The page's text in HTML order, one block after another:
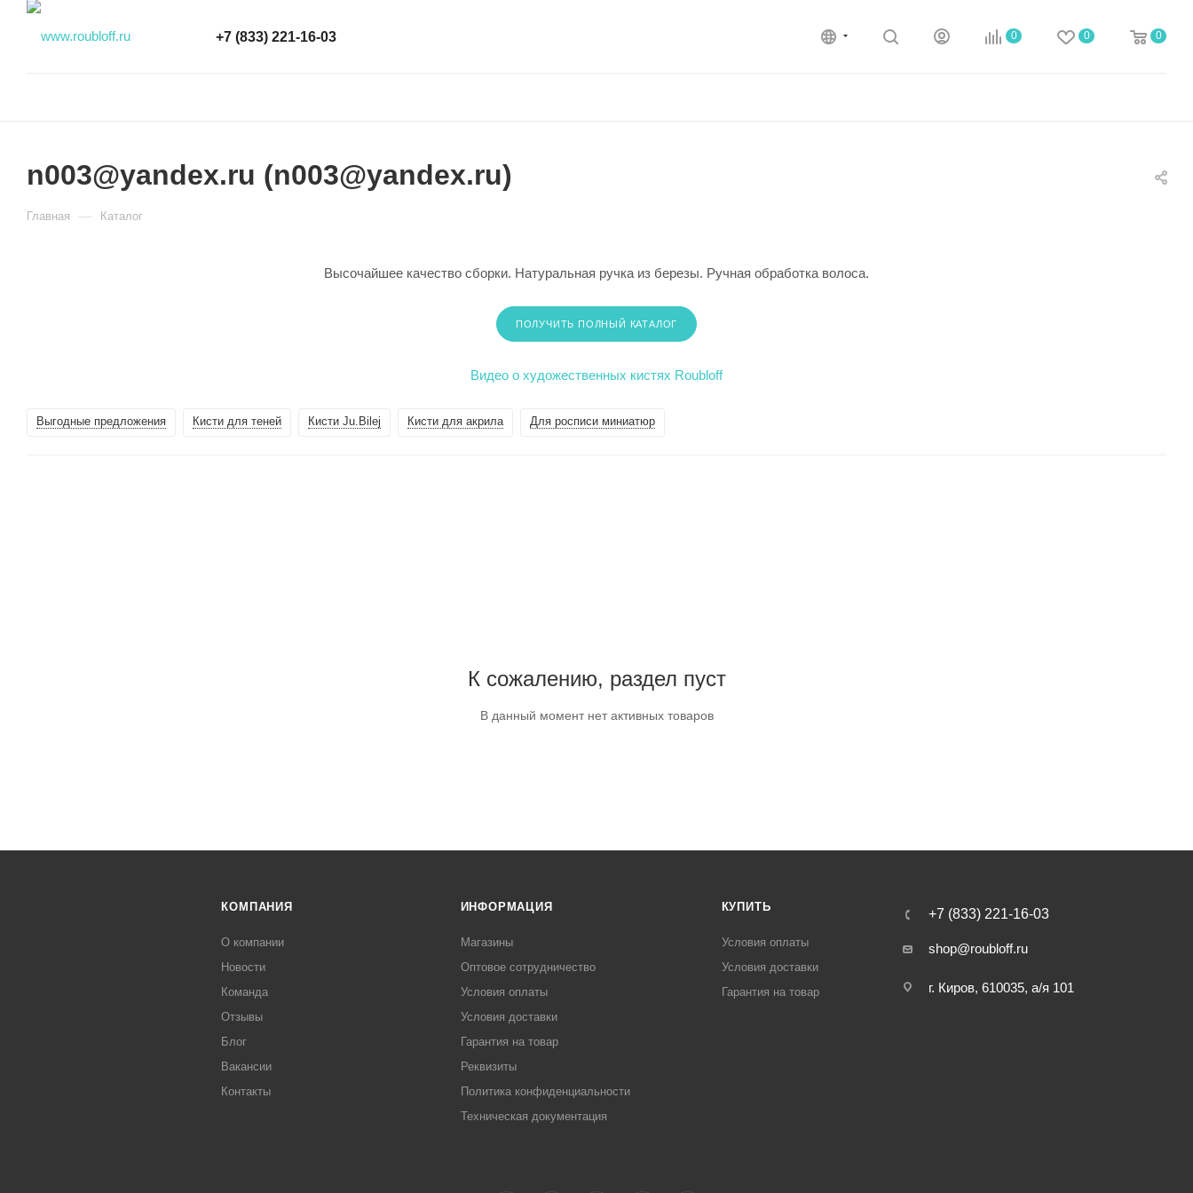
+7 (833) 221-16-03 0 0 0
n003@yandex.ru (n003@yandex.ru)
Главная — Каталог
Высочайшее качество сборки. Натуральная ручка из березы. Ручная обработка волоса.
ПОЛУЧИТЬ ПОЛНЫЙ КАТАЛОГ
Видео о художественных кистях Roubloff
Выгодные предложения Кисти для теней Кисти Ju.Bilej Кисти для акрила Для росписи миниатюр
К сожалению, раздел пуст
В данный момент нет активных товаров
КОМПАНИЯ
О компании
Новости
Команда
Отзывы
Блог
Вакансии
Контакты
ИНФОРМАЦИЯ
Магазины
Оптовое сотрудничество
Условия оплаты
Условия доставки
Гарантия на товар
Реквизиты
Политика конфиденциальности
Техническая документация
КУПИТЬ
Условия оплаты
Условия доставки
Гарантия на товар
+7 (833) 221-16-03
shop@roubloff.ru
г. Киров, 610035, а/я 101